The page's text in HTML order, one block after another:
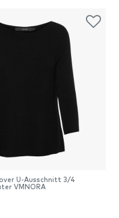
U-Ausschnitt 3/4
VMNORA